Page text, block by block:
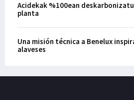
Acidekak %100ean
planta
Una misión técnica a Benelux
alaveses